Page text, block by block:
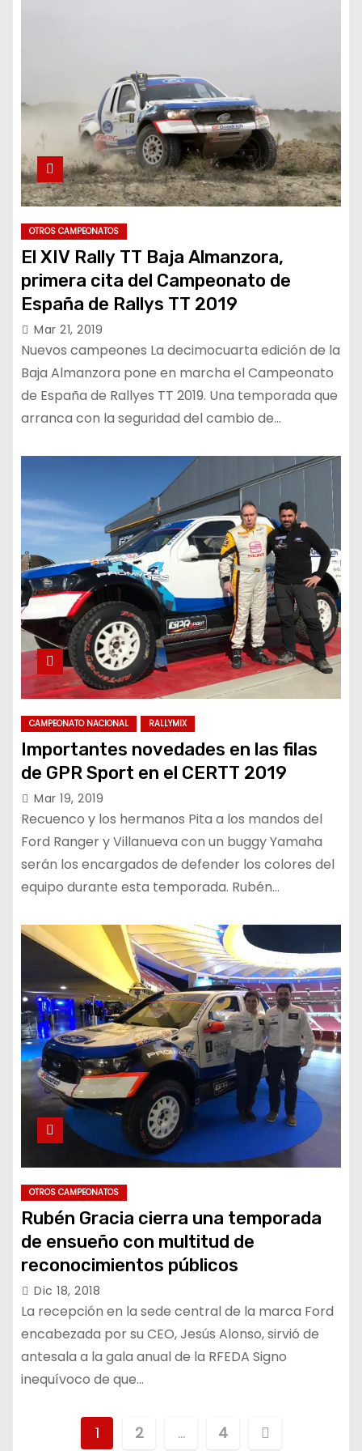
OTROS CAMPEONATOS
El XIV Rally TT Baja Almanzora,
primera cita del Campeonato de
España de Rallys TT 2019
Mar 21, 2019
Nuevos campeones La decimocuarta edición de la
Baja Almanzora pone en marcha el Campeonato
de España de Rallyes TT 2019. Una temporada que
arranca con la seguridad del cambio de…
CAMPEONATO NACIONAL RALLYMIX
Importantes novedades en las filas
de GPR Sport en el CERTT 2019
Mar 19, 2019
Recuenco y los hermanos Pita a los mandos del
Ford Ranger y Villanueva con un buggy Yamaha
serán los encargados de defender los colores del
equipo durante esta temporada. Rubén…
OTROS CAMPEONATOS
Rubén Gracia cierra una temporada
de ensueño con multitud de
reconocimientos públicos
Dic 18, 2018
La recepción en la sede central de la marca Ford
encabezada por su CEO, Jesús Alonso, sirvió de
antesala a la gala anual de la RFEDA Signo
inequívoco de que…
1 2 … 4